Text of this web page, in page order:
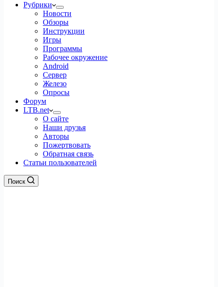
Рубрики
Новости
Обзоры
Инструкции
Игры
Программы
Рабочее окружение
Android
Сервер
Железо
Опросы
Форум
LTB.net
О сайте
Наши друзья
Авторы
Пожертвовать
Обратная связь
Статьи пользователей
Поиск